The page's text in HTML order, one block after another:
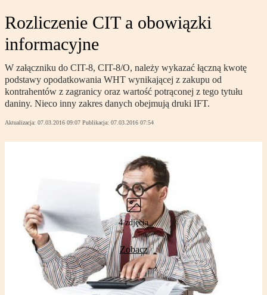
Rozliczenie CIT a obowiązki
informacyjne
W załączniku do CIT-8, CIT-8/O, należy wykazać łączną kwotę
podstawy opodatkowania WHT wynikającej z zakupu od
kontrahentów z zagranicy oraz wartość potrąconej z tego tytułu
daniny. Nieco inny zakres danych obejmują druki IFT.
Aktualizacja: 07.03.2016 09:07 Publikacja: 07.03.2016 07:54
4 zdjęcia
Zobacz